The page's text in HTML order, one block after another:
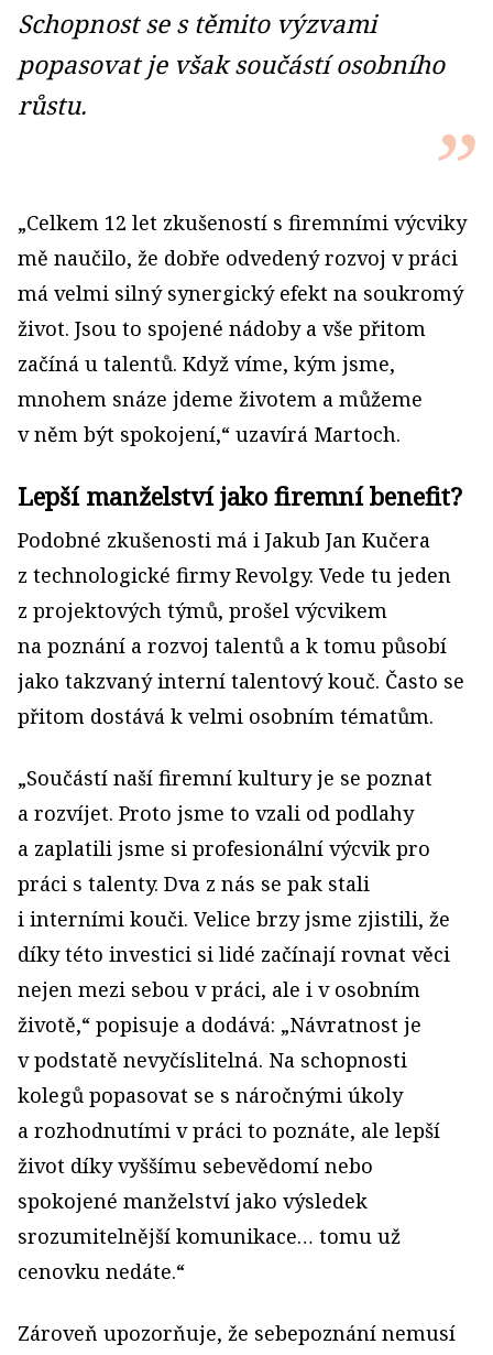
Schopnost se s těmito výzvami
popasovat je však součástí osobního
růstu.
„Celkem 12 let zkušeností s firemními výcviky
mě naučilo, že dobře odvedený rozvoj v práci
má velmi silný synergický efekt na soukromý
život. Jsou to spojené nádoby a vše přitom
začíná u talentů. Když víme, kým jsme,
mnohem snáze jdeme životem a můžeme
v něm být spokojení,“ uzavírá Martoch.
Lepší manželství jako firemní benefit?
Podobné zkušenosti má i Jakub Jan Kučera
z technologické firmy Revolgy. Vede tu jeden
z projektových týmů, prošel výcvikem
na poznání a rozvoj talentů a k tomu působí
jako takzvaný interní talentový kouč. Často se
přitom dostává k velmi osobním tématům.
„Součástí naší firemní kultury je se poznat
a rozvíjet. Proto jsme to vzali od podlahy
a zaplatili jsme si profesionální výcvik pro
práci s talenty. Dva z nás se pak stali
i interními kouči. Velice brzy jsme zjistili, že
díky této investici si lidé začínají rovnat věci
nejen mezi sebou v práci, ale i v osobním
životě,“ popisuje a dodává: „Návratnost je
v podstatě nevyčíslitelná. Na schopnosti
kolegů popasovat se s náročnými úkoly
a rozhodnutími v práci to poznáte, ale lepší
život díky vyššímu sebevědomí nebo
spokojené manželství jako výsledek
srozumitelnější komunikace… tomu už
cenovku nedáte.“
Zároveň upozorňuje, že sebepoznání nemusí